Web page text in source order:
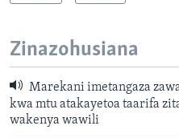
Zinazohusiana
Marekani imetangaza
kwa mtu atakayetoa taarifa
wakenya wawili